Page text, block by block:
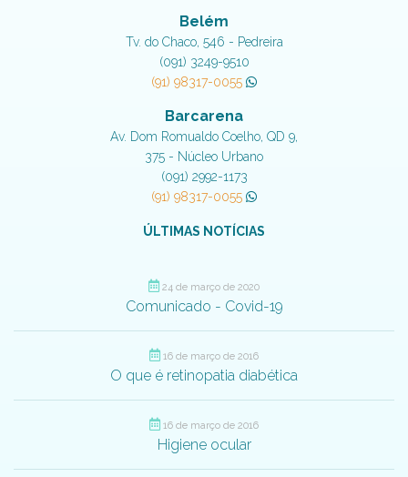
Belém
Tv. do Chaco, 546 - Pedreira
(091) 3249-9510
(91) 98317-0055
Barcarena
Av. Dom Romualdo Coelho, QD 9,
375 - Núcleo Urbano
(091) 2992-1173
(91) 98317-0055
ÚLTIMAS NOTÍCIAS
24 de março de 2020
Comunicado - Covid-19
16 de março de 2016
O que é retinopatia diabética
16 de março de 2016
Higiene ocular